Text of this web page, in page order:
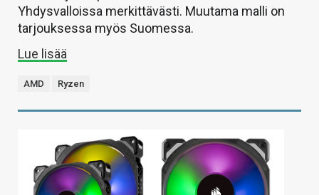
Yhdysvalloissa merkittävästi. Muutama malli on
tarjouksessa myös Suomessa.
Lue lisää
AMD Ryzen